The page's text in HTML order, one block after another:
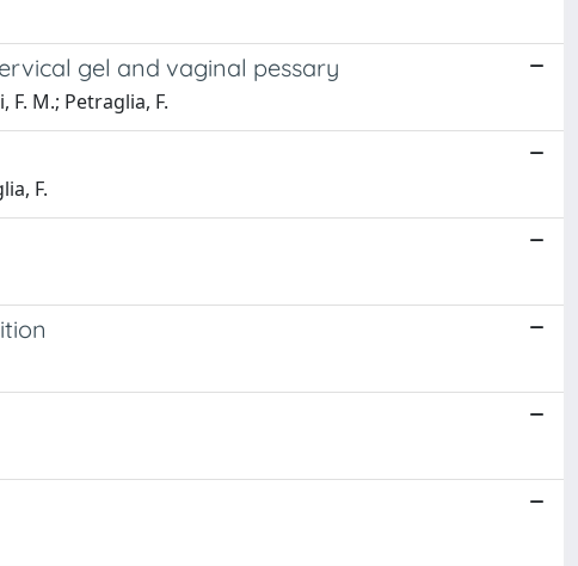
gel and vaginal pessary
F. M.; Petraglia, F.
F.